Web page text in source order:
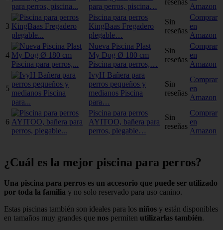
para perros, piscina…
Amazon
3
Piscina para perros
KingBaas Fregadero
plegable…
Sin
reseñas
Comprar
en
Amazon
4
Nueva Piscina Plast
My Dog Ø 180 cm
Piscina para perros,…
Sin
reseñas
Comprar
en
Amazon
5
IvyH Bañera para
perros pequeños y
medianos Piscina
para…
Sin
reseñas
Comprar
en
Amazon
6
Piscina para perros
AYITOO, bañera para
perros, plegable…
Sin
reseñas
Comprar
en
Amazon
¿Cuál es la mejor piscina para perros?
Una piscina para perros es un accesorio que puede ser utilizado
por toda la familia y no solo reservado para uso canino.
Estas piscinas también son ideales para los niños y están disponibles
en tamaños muy grandes que nos permiten utilizarlas también.